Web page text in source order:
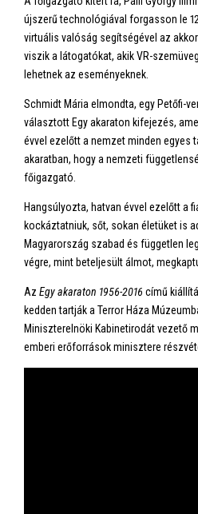
újszerű technológiával forgasson le
virtuális valóság segítségével az
viszik a látogatókat, akik VR-
lehetnek az eseményeknek.
Schmidt Mária elmondta, egy Petőfi-
választott Egy akaraton kifejezés,
évvel ezelőtt a nemzet minden egyes
akaratban, hogy a nemzeti
főigazgató.
Hangsúlyozta, hatvan évvel ezelőtt a
kockáztatniuk, sőt, sokan életüket is
Magyarország szabad és független
végre, mint beteljesült álmot,
Az Egy akaraton 1956-2016 című
kedden tartják a Terror Háza
Miniszterelnöki Kabinetirodát vezető
emberi erőforrások minisztere